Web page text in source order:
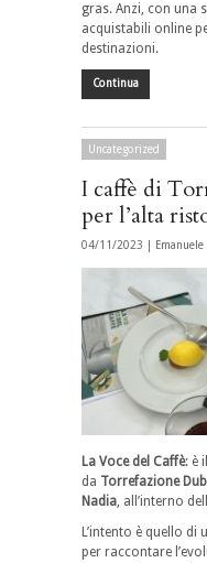
gras. Anzi, con una
acquistabili online
destinazioni.
Continua
Uncategorized
I caffè di
per l’alta
04/11/2023 |
La Voce del Caffè: è
da Torrefazione
Nadia, all’interno
L’intento è quello di
per raccontare